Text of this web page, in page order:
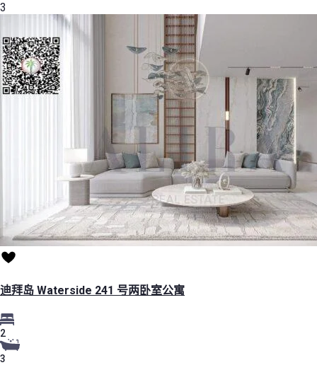
3
迪拜岛 Waterside 241 号两卧室公寓
2
3